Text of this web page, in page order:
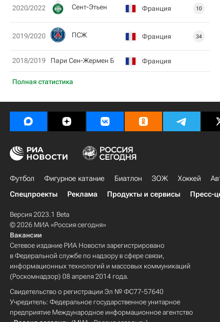
Полная статистика
2020/2022 Сент-Этьен Франция 10
2019/2020 ПСЖ Франция 34
2018/2019 Пари Сен-Жермен Б Франция
Футбол Фигурное катание Биатлон ЗОЖ Хоккей
Спецпроекты
Реклама Продукты и сервисы Пресс-
Версия 2023.1 Beta
© 2026 МИА «Россия сегодня»
Вакансии
Сетевое издание РИА Новости зарегистрировано
в Федеральной службе по надзору в сфере связи,
информационных технологий и массовых коммуникаций
(Роскомнадзор) 08 апреля 2014 года.
Свидетельство о регистрации Эл № ФС77-57640
Учредитель: Федеральное государственное унитарное
предприятие Международное информационное агентство